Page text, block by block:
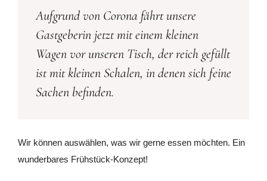
Aufgrund von Corona fährt unsere
Gastgeberin jetzt mit einem kleinen
Wagen vor unseren Tisch, der reich gefüllt
ist mit kleinen Schalen, in denen sich feine
Sachen befinden.
Wir können auswählen, was wir gerne essen möchten. Ein
wunderbares Frühstück-Konzept!